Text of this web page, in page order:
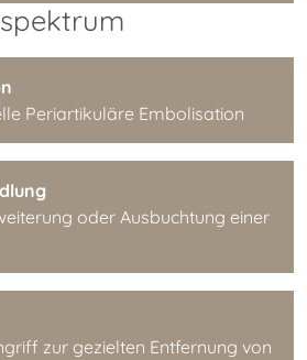
Periartikuläre Embolisation
oder Ausbuchtung einer
zur gezielten Entfernung von